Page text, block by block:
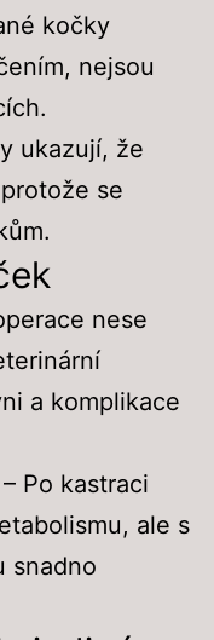
kočky
nejsou
ukazují, že
se
nese
a komplikace
– Po kastraci
ale s
snadno